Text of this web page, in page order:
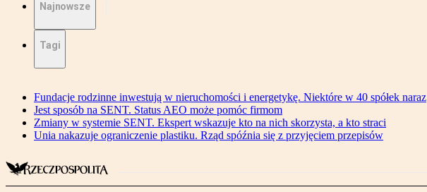
Najnowsze
Tagi
Fundacje rodzinne inwestują w nieruchomości i energetykę. Niektóre w 40 spółek naraz
Jest sposób na SENT. Status AEO może pomóc firmom
Zmiany w systemie SENT. Ekspert wskazuje kto na nich skorzysta, a kto straci
Unia nakazuje ograniczenie plastiku. Rząd spóźnia się z przyjęciem przepisów